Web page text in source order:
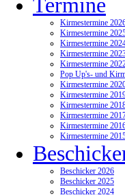
Termine
Kirmestermine
Kirmestermine
Kirmestermine
Kirmestermine
Kirmestermine
Pop Up's- und
Kirmestermine
Kirmestermine
Kirmestermine
Kirmestermine
Kirmestermine
Kirmestermine
Beschicker 2026
Beschicker 2025
Beschicker 2024